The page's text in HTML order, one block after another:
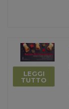
LEGGI
TUTTO